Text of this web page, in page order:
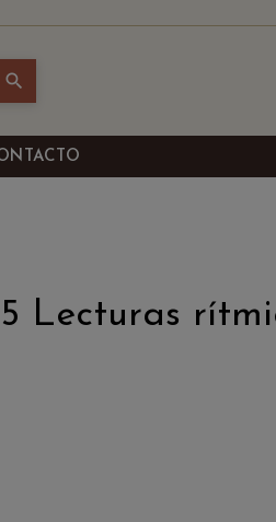
search
Lecturas